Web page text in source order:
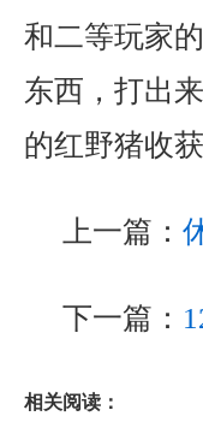
和二等玩家
东西，打出
的红野猪收
上一篇：
下一篇：
相关阅读：